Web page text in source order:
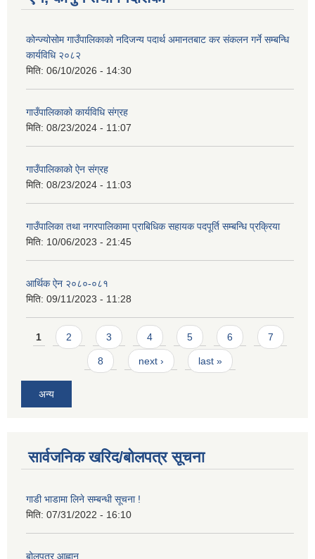
कोन्ज्योसोम गाउँपालिकाको नदिजन्य पदार्थ अमानतबाट कर संकलन गर्ने सम्बन्धि
कार्यविधि २०८२
मिति: 06/10/2026 - 14:30
गाउँपालिकाको कार्यविधि संग्रह
मिति: 08/23/2024 - 11:07
गाउँपालिकाको ऐन संग्रह
मिति: 08/23/2024 - 11:03
गाउँपालिका तथा नगरपालिकामा प्राबिधिक सहायक पदपूर्ति सम्बन्धि प्रक्रिया
मिति: 10/06/2023 - 21:45
आर्थिक ऐन २०८०-०८१
मिति: 09/11/2023 - 11:28
Pages
1 2 3 4 5 6 7
8 next › last »
अन्य
सार्वजनिक खरिद/बोलपत्र सूचना
गाडी भाडामा लिने सम्बन्धी सूचना !
मिति: 07/31/2022 - 16:10
बोलपत्र आह्वान